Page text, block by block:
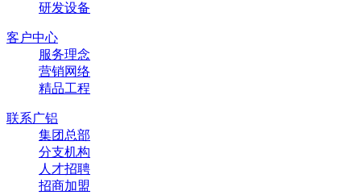
研发设备
客户中心
服务理念
营销网络
精品工程
联系广铝
集团总部
分支机构
人才招聘
招商加盟